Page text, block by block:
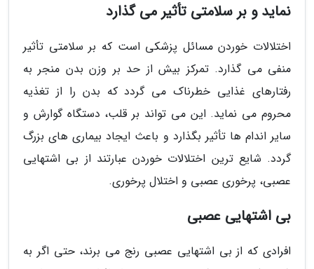
نماید و بر سلامتی تأثیر می گذارد
اختلالات خوردن مسائل پزشکی است که بر سلامتی تأثیر
منفی می گذارد. تمرکز بیش از حد بر وزن بدن منجر به
رفتارهای غذایی خطرناک می گردد که بدن را از تغذیه
محروم می نماید. این می تواند بر قلب، دستگاه گوارش و
سایر اندام ها تأثیر بگذارد و باعث ایجاد بیماری های بزرگ
گردد. شایع ترین اختلالات خوردن عبارتند از بی اشتهایی
عصبی، پرخوری عصبی و اختلال پرخوری.
بی اشتهایی عصبی
افرادی که از بی اشتهایی عصبی رنج می برند، حتی اگر به